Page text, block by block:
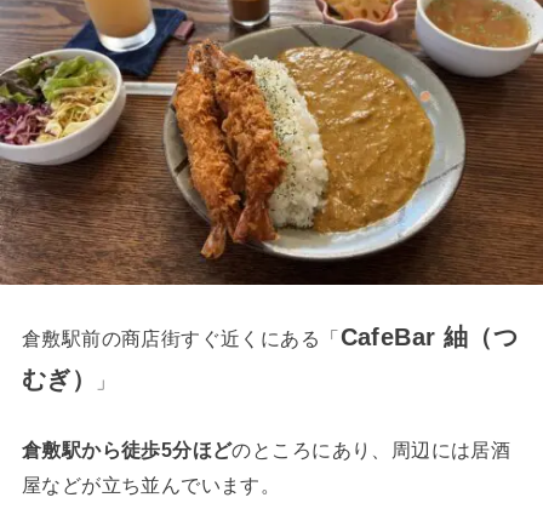
倉敷駅前の商店街すぐ近くにある「CafeBar 紬（つ
むぎ）
」
倉敷駅から徒歩5分ほどのところにあり、周辺には居酒
屋などが立ち並んでいます。